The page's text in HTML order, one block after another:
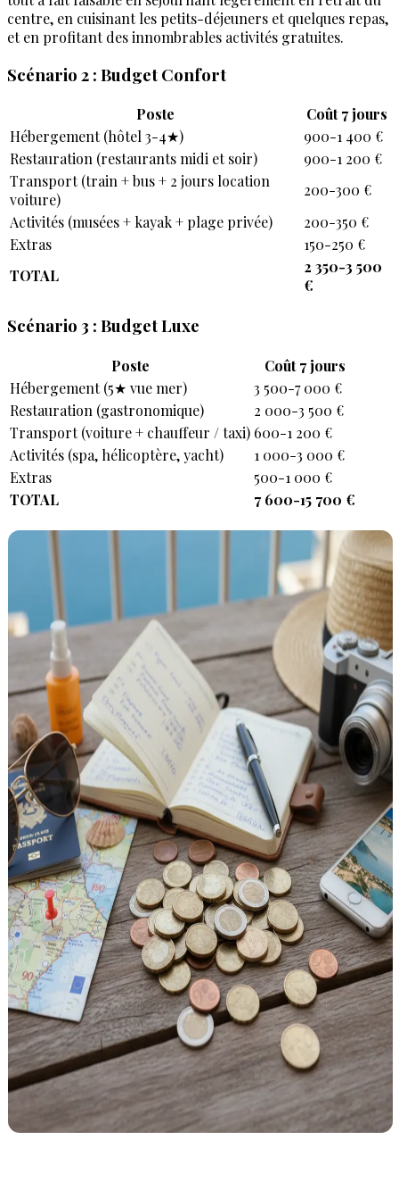
centre, en cuisinant les petits-déjeuners et quelques repas,
et en profitant des innombrables activités gratuites.
Scénario 2 : Budget Confort
Poste
Coût 7 jours
Hébergement (hôtel 3-4★)
900-1 400 €
Restauration (restaurants midi et soir)
900-1 200 €
Transport (train + bus + 2 jours location
voiture)
200-300 €
Activités (musées + kayak + plage privée)
200-350 €
Extras
150-250 €
TOTAL
2 350-3 500
€
Scénario 3 : Budget Luxe
Poste
Coût 7 jours
Hébergement (5★ vue mer)
3 500-7 000 €
Restauration (gastronomique)
2 000-3 500 €
Transport (voiture + chauffeur / taxi) 600-1 200 €
Activités (spa, hélicoptère, yacht)
1 000-3 000 €
Extras
500-1 000 €
TOTAL
7 600-15 700 €